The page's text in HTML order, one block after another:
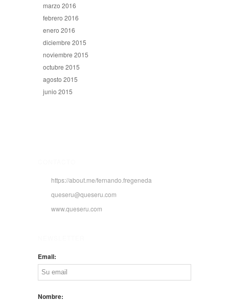
marzo 2016
febrero 2016
enero 2016
diciembre 2015
noviembre 2015
octubre 2015
agosto 2015
junio 2015
https://about.me/fernando.fregeneda
queseru@queseru.com
www.queseru.com
Email:
Nombre: